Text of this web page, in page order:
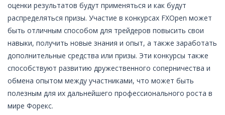
оценки результатов будут применяться и как будут
распределяться призы. Участие в конкурсах FXOpen может
быть отличным способом для трейдеров повысить свои
навыки, получить новые знания и опыт, а также заработать
дополнительные средства или призы. Эти конкурсы также
способствуют развитию дружественного соперничества и
обмена опытом между участниками, что может быть
полезным для их дальнейшего профессионального роста в
мире Форекс.